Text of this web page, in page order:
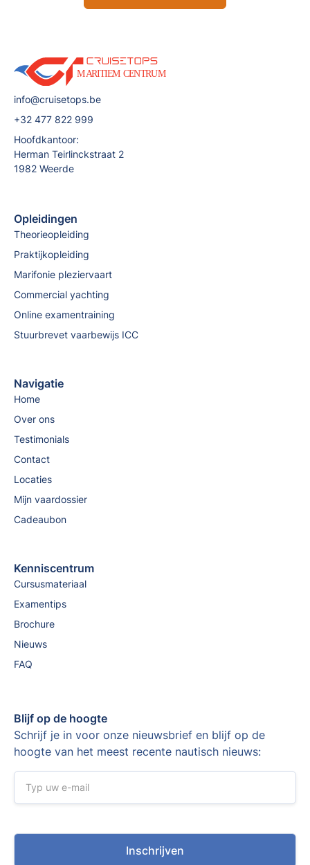
info@cruisetops.be
+32 477 822 999
Hoofdkantoor:
Herman Teirlinckstraat 2
1982 Weerde
Opleidingen
Theorieopleiding
Praktijkopleiding
Marifonie pleziervaart
Commercial yachting
Online examentraining
Stuurbrevet vaarbewijs ICC
Navigatie
Home
Over ons
Testimonials
Contact
Locaties
Mijn vaardossier
Cadeaubon
Kenniscentrum
Cursusmateriaal
Examentips
Brochure
Nieuws
FAQ
Blijf op de hoogte
Schrijf je in voor onze nieuwsbrief en blijf op de
hoogte van het meest recente nautisch nieuws: